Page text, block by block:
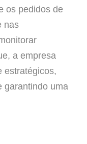
os pedidos de
nas
a empresa
estratégicos,
garantindo uma